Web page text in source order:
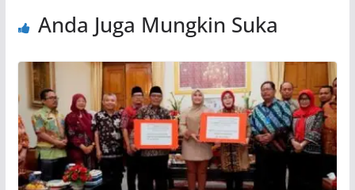
Anda Juga Mungkin Suka